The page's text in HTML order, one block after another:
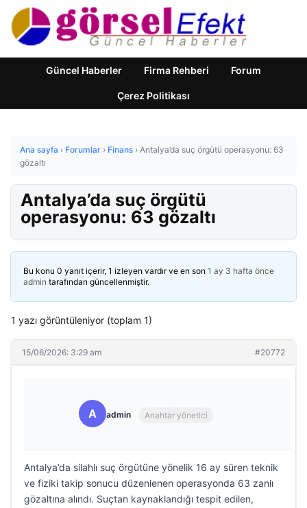
Güncel Haberler Firma Rehberi Forum
Çerez Politikası
Ana sayfa › Forumlar › Finans › Antalya’da suç örgütü operasyonu: 63
gözaltı
Antalya’da suç örgütü
operasyonu: 63 gözaltı
Bu konu 0 yanıt içerir, 1 izleyen vardır ve en son 1 ay 3 hafta önce
admin tarafından güncellenmiştir.
1 yazı görüntüleniyor (toplam 1)
15/06/2026: 3:29 am #20772
A admin Anahtar yönetici
Antalya’da silahlı suç örgütüne yönelik 16 ay süren teknik
ve fiziki takip sonucu düzenlenen operasyonda 63 zanlı
gözaltına alındı. Suçtan kaynaklandığı tespit edilen,